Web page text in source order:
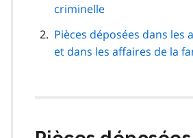
criminelle
Pièces déposées dans les
et dans les affaires de la